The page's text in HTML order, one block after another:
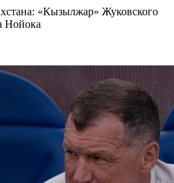
«Кызылжар» Жуковского
Нойока